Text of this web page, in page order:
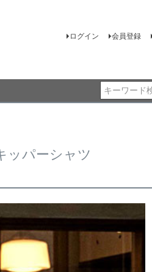
ログイン 会員登録
ッパーシャツ